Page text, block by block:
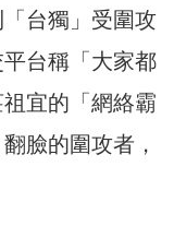
台獨」受圍攻
台稱「大家都
宜的「網絡霸
臉的圍攻者，